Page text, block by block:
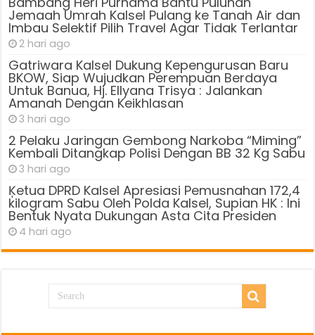
Jemaah Umrah Kalsel Pulang ke Tanah Air dan
Imbau Selektif Pilih Travel Agar Tidak Terlantar
2 hari ago
Gatriwara Kalsel Dukung Kepengurusan Baru
BKOW, Siap Wujudkan Perempuan Berdaya
Untuk Banua, Hj. Ellyana Trisya : Jalankan
Amanah Dengan Keikhlasan
3 hari ago
2 Pelaku Jaringan Gembong Narkoba “Miming”
Kembali Ditangkap Polisi Dengan BB 32 Kg Sabu
3 hari ago
Ķetua DPRD Kalsel Apresiasi Pemusnahan 172,4
kilogram Sabu Oleh Polda Kalsel, Supian HK : Ini
Bentuk Nyata Dukungan Asta Cita Presiden
4 hari ago